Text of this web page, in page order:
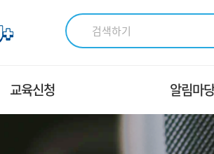
교육신청 알림마
교육신청